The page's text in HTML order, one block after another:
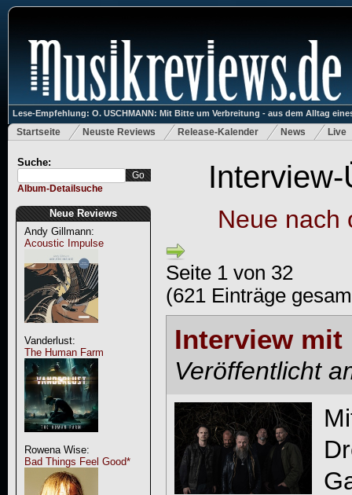
Lese-Empfehlung: O. USCHMANN: Mit Bitte um Verbreitung - aus dem Alltag
Startseite Neuste Reviews Release-Kalender News Live
Suche:
Album-Detailsuche
Neue Reviews
Andy Gillmann:
Acoustic Impulse
Vanderlust:
The Human Farm
Rowena Wise:
Bad Things Feel Good*
Neue nach
Seite 1 von 32
(621 Einträge
Interview mit
Veröffentlicht